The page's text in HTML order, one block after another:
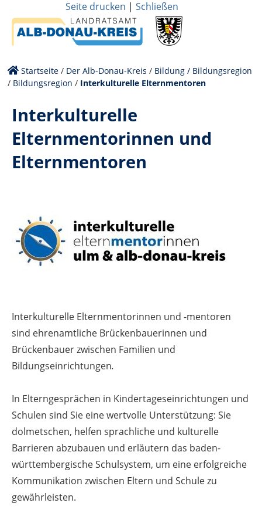
Seite drucken | Schließen
Startseite / Der Alb-Donau-Kreis / Bildung / Bildungsregion
/ Bildungsregion / Interkulturelle Elternmentoren
Interkulturelle
Elternmentorinnen und
Elternmentoren
Interkulturelle Elternmentorinnen und -mentoren
sind ehrenamtliche Brückenbauerinnen und
Brückenbauer zwischen Familien und
Bildungseinrichtungen.
In Elterngesprächen in Kindertageseinrichtungen und
Schulen sind Sie eine wertvolle Unterstützung: Sie
dolmetschen, helfen sprachliche und kulturelle
Barrieren abzubauen und erläutern das baden-
württembergische Schulsystem, um eine erfolgreiche
Kommunikation zwischen Eltern und Schule zu
gewährleisten.